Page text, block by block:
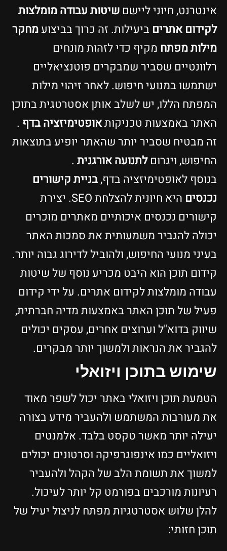
אינטרנט, חיוני ליישם שיטות עבודה מומלצות
לקידום אתרים ביעילות. זה כרוך בביצועמחקר
מילות מפתח מקיף כדי לזהות מונחים
רלוונטיים שסביר שמבקרים פוטנציאליים
ישתמשו במנועי חיפוש. לאחר זיהוי מילות
המפתח הללו, יש לשלב אותן אסטרטגית בתוכן
האתר באמצעות טכניקותאופטימיזציה בדף .
זה מבטיח שסביר יותר שהאתר יופיע בתוצאות
החיפוש, ויגרוםלתנועה אורגנית .
בנוסף לאופטימיזציה בדף,בניית קישורים
נכנסים
היא חיונית להצלחת SEO. יצירת
קישורים נכנסים איכותיים מאתרים מוכרים
יכולה להגביר משמעותית את סמכות האתר
בעיני מנועי החיפוש, ולהוביל לדירוג גבוה יותר.
קידום תוכן הוא היבט מכריע נוסף של שיטות
עבודה מומלצות לקידום אתרים. על ידי קידום
פעיל של תוכן האתר באמצעות מדיה חברתית,
שיווק בדוא"ל וערוצים אחרים, עסקים יכולים
להגביר את הנראות ולמשוך יותר מבקרים.
שימוש בתוכן ויזואלי
הטמעת תוכן ויזואלי באתר יכול לשפר מאוד
את מעורבות המשתמש ולהעביר מידע בצורה
יעילה יותר מאשר טקסט בלבד. אלמנטים
ויזואליים כמו אינפוגרפיקה וסרטונים יכולים
למשוך את תשומת הלב של הקהל ולהעביר
רעיונות מורכבים בפורמט קל יותר לעיכול.
להלן שלוש אסטרטגיות מפתח לניצול יעיל של
תוכן חזותי: